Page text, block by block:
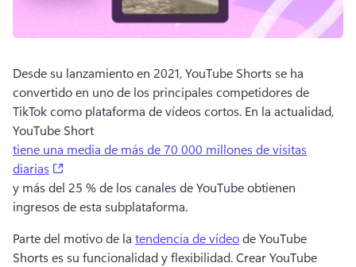
Desde su lanzamiento en 2021, YouTube Shorts se ha
convertido en uno de los principales competidores de
TikTok como plataforma de vídeos cortos. En la actualidad,
YouTube Short
tiene una media de más de 70 000 millones de visitas
diarias
y más del 25 % de los canales de YouTube obtienen
ingresos de esta subplataforma.
Parte del motivo de la tendencia de vídeo de YouTube
Shorts es su funcionalidad y flexibilidad. Crear YouTube